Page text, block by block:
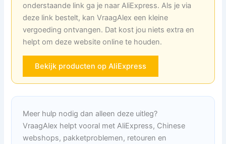
onderstaande link ga je naar AliExpress. Als je via
deze link bestelt, kan VraagAlex een kleine
vergoeding ontvangen. Dat kost jou niets extra en
helpt om deze website online te houden.
Bekijk producten op AliExpress
Meer hulp nodig dan alleen deze uitleg?
VraagAlex helpt vooral met AliExpress, Chinese
webshops, pakketproblemen, retouren en